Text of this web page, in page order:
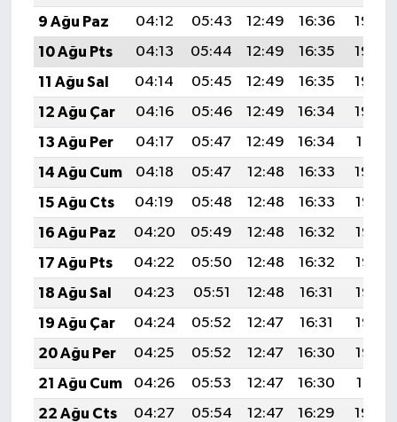
9 Ağu Paz
04:12 05:43 12:49 16:36
19:45
10 Ağu Pts
04:13 05:44 12:49 16:35
19:44
11 Ağu Sal
04:14 05:45 12:49 16:35
19:43
12 Ağu Çar
04:16 05:46 12:49 16:34
19:42
13 Ağu Per
04:17 05:47 12:49 16:34
19:41
14 Ağu Cum
04:18 05:47 12:48 16:33
19:40
15 Ağu Cts
04:19 05:48 12:48 16:33
19:38
16 Ağu Paz
04:20 05:49 12:48 16:32
19:37
17 Ağu Pts
04:22 05:50 12:48 16:32
19:36
18 Ağu Sal
04:23 05:51 12:48 16:31
19:35
19 Ağu Çar
04:24 05:52 12:47 16:31
19:33
20 Ağu Per
04:25 05:52 12:47 16:30
19:32
21 Ağu Cum
04:26 05:53 12:47 16:30
19:31
22 Ağu Cts
04:27 05:54 12:47 16:29
19:29